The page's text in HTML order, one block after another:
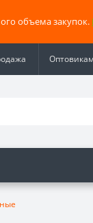
объема закупок.
Оптовикам